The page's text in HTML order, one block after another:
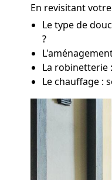
En revisitant
Le type de
?
La robinetterie
Le chauffage :